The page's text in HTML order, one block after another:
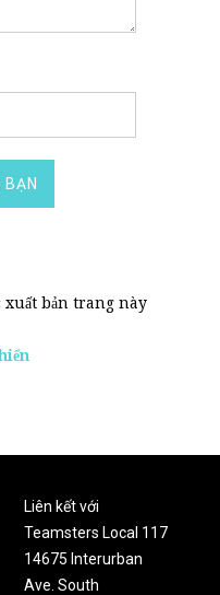
xuất bản trang này
Liên kết với
Teamsters Local 117
14675 Interurban
Ave. South